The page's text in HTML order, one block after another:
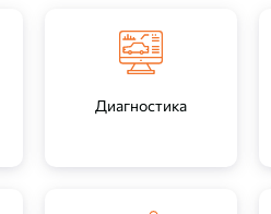
Диагностика